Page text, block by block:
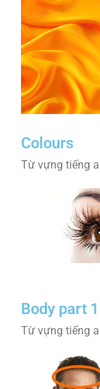
Colours
Từ vựng tiếng
Body part 1
Từ vựng tiếng